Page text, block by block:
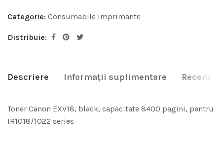
Categorie: Consumabile imprimante
Distribuie:
Descriere Informații suplimentare Recenzii
Toner Canon EXV18, black, capacitate 8400 pagini, pentru
IR1018/1022 series